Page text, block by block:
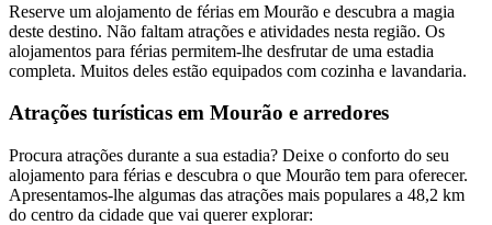
Reserve um alojamento de férias em Mourão e descubra a magia
deste destino. Não faltam atrações e atividades nesta região. Os
alojamentos para férias permitem-lhe desfrutar de uma estadia
completa. Muitos deles estão equipados com cozinha e lavandaria.
Atrações turísticas em Mourão e arredores
Procura atrações durante a sua estadia? Deixe o conforto do seu
alojamento para férias e descubra o que Mourão tem para oferecer.
Apresentamos-lhe algumas das atrações mais populares a 48,2 km
do centro da cidade que vai querer explorar: